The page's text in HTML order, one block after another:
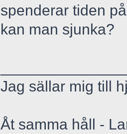
spenderar tiden
kan man sjunka?
Jag sällar mig till
Åt samma håll -